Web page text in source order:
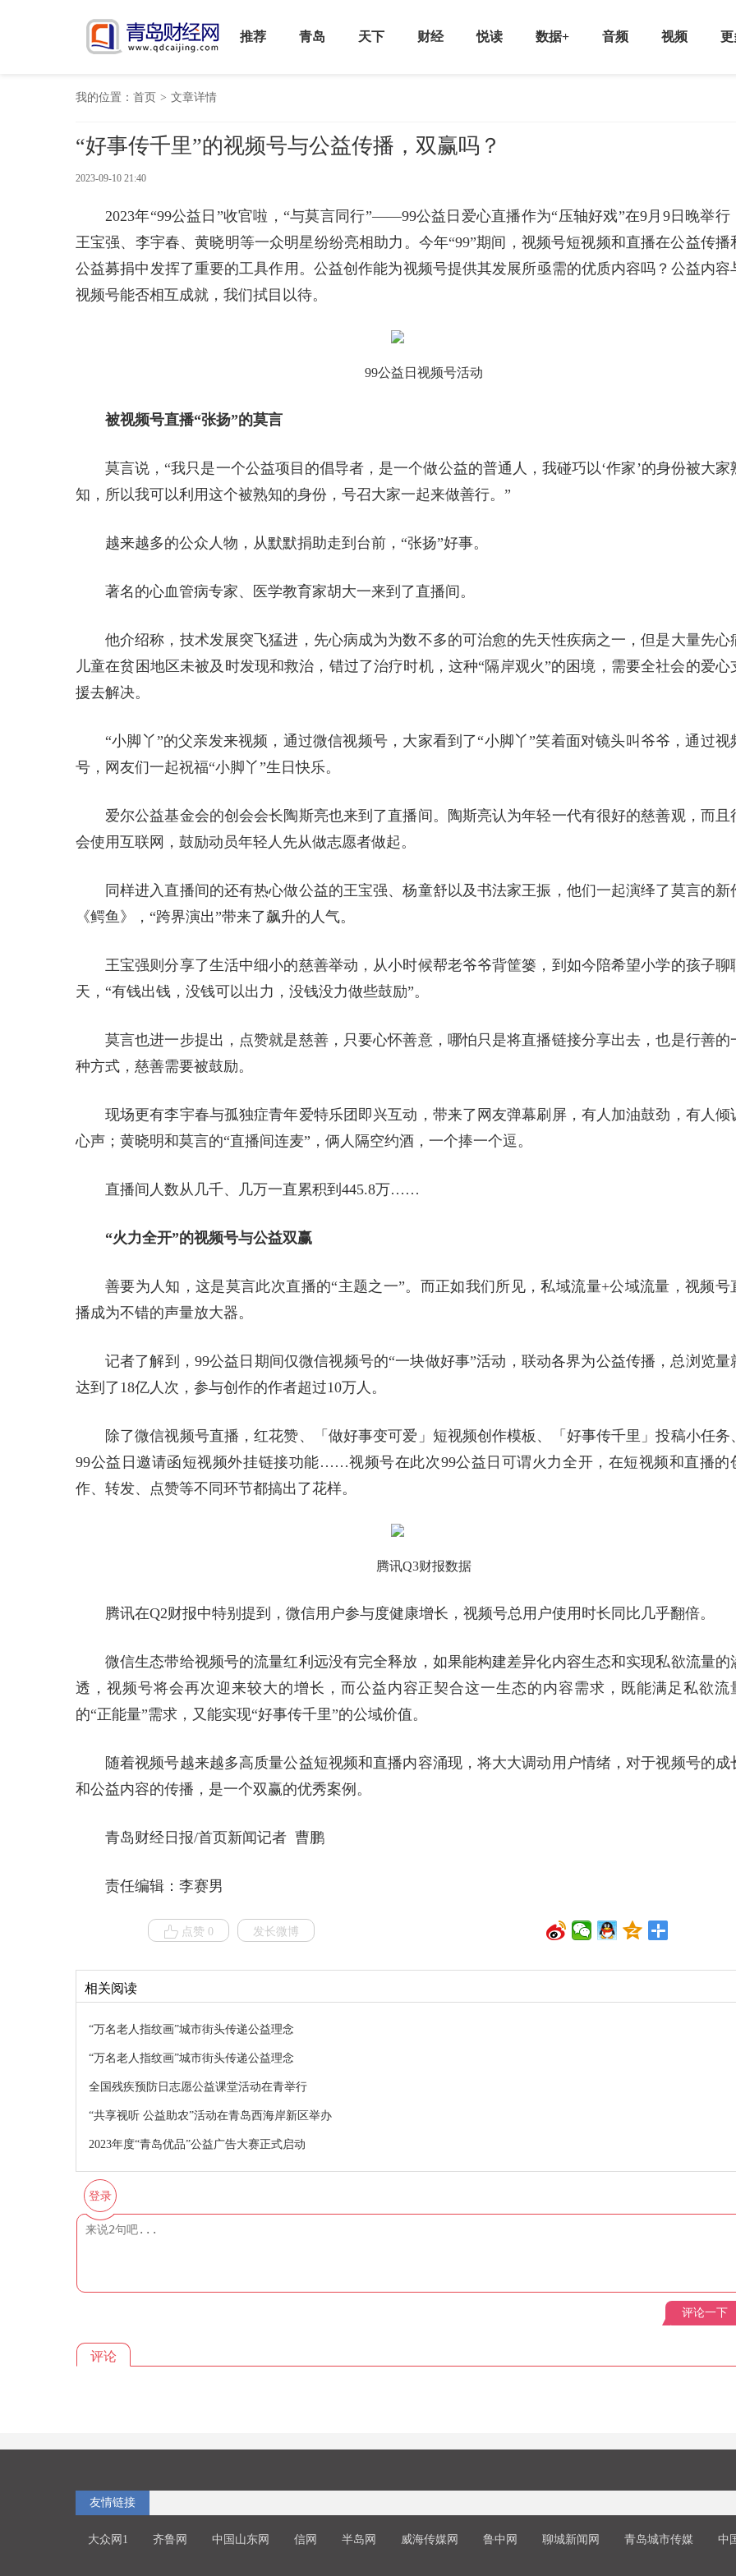
推荐 青岛 天下 财经 悦读 数据+ 音频 视频 更
我的位置： 首页 > 文章详情
“好事传千里”的视频号与公益传播，双赢吗？
2023-09-10 21:40
2023年“99公益日”收官啦，“与莫言同行”——99公益日爱心直播作为“压轴好戏”在9月9日晚举行
王宝强、李宇春、黄晓明等一众明星纷纷亮相助力。今年“99”期间，视频号短视频和直播在公益传播
公益募捐中发挥了重要的工具作用。公益创作能为视频号提供其发展所亟需的优质内容吗？公益内容
视频号能否相互成就，我们拭目以待。
99公益日视频号活动
被视频号直播“张扬”的莫言
莫言说，“我只是一个公益项目的倡导者，是一个做公益的普通人，我碰巧以‘作家’的身份被大家
知，所以我可以利用这个被熟知的身份，号召大家一起来做善行。”
越来越多的公众人物，从默默捐助走到台前，“张扬”好事。
著名的心血管病专家、医学教育家胡大一来到了直播间。
他介绍称，技术发展突飞猛进，先心病成为为数不多的可治愈的先天性疾病之一，但是大量先心
儿童在贫困地区未被及时发现和救治，错过了治疗时机，这种“隔岸观火”的困境，需要全社会的爱心
援去解决。
“小脚丫”的父亲发来视频，通过微信视频号，大家看到了“小脚丫”笑着面对镜头叫爷爷，通过视
号，网友们一起祝福“小脚丫”生日快乐。
爱尔公益基金会的创会会长陶斯亮也来到了直播间。陶斯亮认为年轻一代有很好的慈善观，而且
会使用互联网，鼓励动员年轻人先从做志愿者做起。
同样进入直播间的还有热心做公益的王宝强、杨童舒以及书法家王振，他们一起演绎了莫言的新
《鳄鱼》，“跨界演出”带来了飙升的人气。
王宝强则分享了生活中细小的慈善举动，从小时候帮老爷爷背筐篓，到如今陪希望小学的孩子聊
天，“有钱出钱，没钱可以出力，没钱没力做些鼓励”。
莫言也进一步提出，点赞就是慈善，只要心怀善意，哪怕只是将直播链接分享出去，也是行善的
种方式，慈善需要被鼓励。
现场更有李宇春与孤独症青年爱特乐团即兴互动，带来了网友弹幕刷屏，有人加油鼓劲，有人倾
心声；黄晓明和莫言的“直播间连麦”，俩人隔空约酒，一个捧一个逗。
直播间人数从几千、几万一直累积到445.8万……
“火力全开”的视频号与公益双赢
善要为人知，这是莫言此次直播的“主题之一”。而正如我们所见，私域流量+公域流量，视频号
播成为不错的声量放大器。
记者了解到，99公益日期间仅微信视频号的“一块做好事”活动，联动各界为公益传播，总浏览量
达到了18亿人次，参与创作的作者超过10万人。
除了微信视频号直播，红花赞、「做好事变可爱」短视频创作模板、「好事传千里」投稿小任务、
99公益日邀请函短视频外挂链接功能……视频号在此次99公益日可谓火力全开，在短视频和直播的
作、转发、点赞等不同环节都搞出了花样。
腾讯Q3财报数据
腾讯在Q2财报中特别提到，微信用户参与度健康增长，视频号总用户使用时长同比几乎翻倍。
微信生态带给视频号的流量红利远没有完全释放，如果能构建差异化内容生态和实现私欲流量的
透，视频号将会再次迎来较大的增长，而公益内容正契合这一生态的内容需求，既能满足私欲流
的“正能量”需求，又能实现“好事传千里”的公域价值。
随着视频号越来越多高质量公益短视频和直播内容涌现，将大大调动用户情绪，对于视频号的成
和公益内容的传播，是一个双赢的优秀案例。
青岛财经日报/首页新闻记者 曹鹏
责任编辑：李赛男
点赞 0 发长微博
相关阅读
“万名老人指纹画”城市街头传递公益理念
“万名老人指纹画”城市街头传递公益理念
全国残疾预防日志愿公益课堂活动在青举行
“共享视听 公益助农”活动在青岛西海岸新区举办
2023年度“青岛优品”公益广告大赛正式启动
登录
评论一下
评论
友情链接
大众网1 齐鲁网 中国山东网 信网 半岛网 威海传媒网 鲁中网 聊城新闻网 青岛城市传媒 中